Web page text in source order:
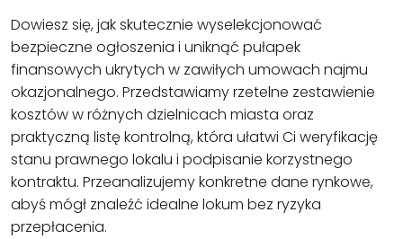
Dowiesz się, jak skutecznie wyselekcjonować
bezpieczne ogłoszenia i uniknąć pułapek
finansowych ukrytych w zawiłych umowach najmu
okazjonalnego. Przedstawiamy rzetelne zestawienie
kosztów w różnych dzielnicach miasta oraz
praktyczną listę kontrolną, która ułatwi Ci weryfikację
stanu prawnego lokalu i podpisanie korzystnego
kontraktu. Przeanalizujemy konkretne dane rynkowe,
abyś mógł znaleźć idealne lokum bez ryzyka
przepłacenia.